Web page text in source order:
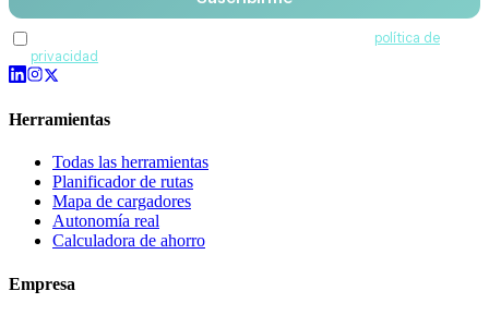
política de
privacidad
Herramientas
Todas las herramientas
Planificador de rutas
Mapa de cargadores
Autonomía real
Calculadora de ahorro
Empresa